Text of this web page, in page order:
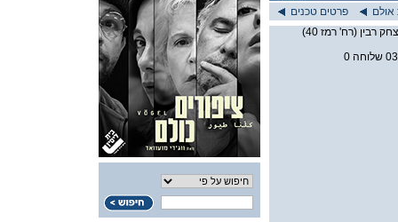
פרטים טכנים
דרך השלום פינת יצחק רבין (רח' רמז 40)
0